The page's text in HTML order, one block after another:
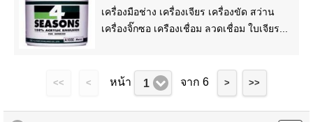
เครื่องมือช่าง เครื่องเจียร เครื่องขัด สว่าน
เครื่องจิ๊กซอ เครืองเชื่อม ลวดเชื่อม ใบเจียร...
<< < หน้า 1 จาก 6 > >>